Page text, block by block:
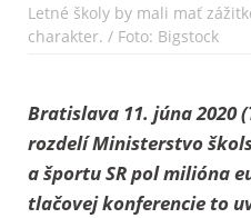
Letné školy by mali mať
charakter. / Foto: Bigstock
Bratislava 11. júna 2020
rozdelí Ministerstvo
a športu SR pol milióna
tlačovej konferencie to